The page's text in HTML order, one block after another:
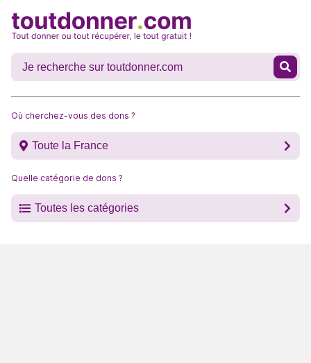
Où cherchez-vous des dons ?
Toute la France
Quelle catégorie de dons ?
Toutes les catégories